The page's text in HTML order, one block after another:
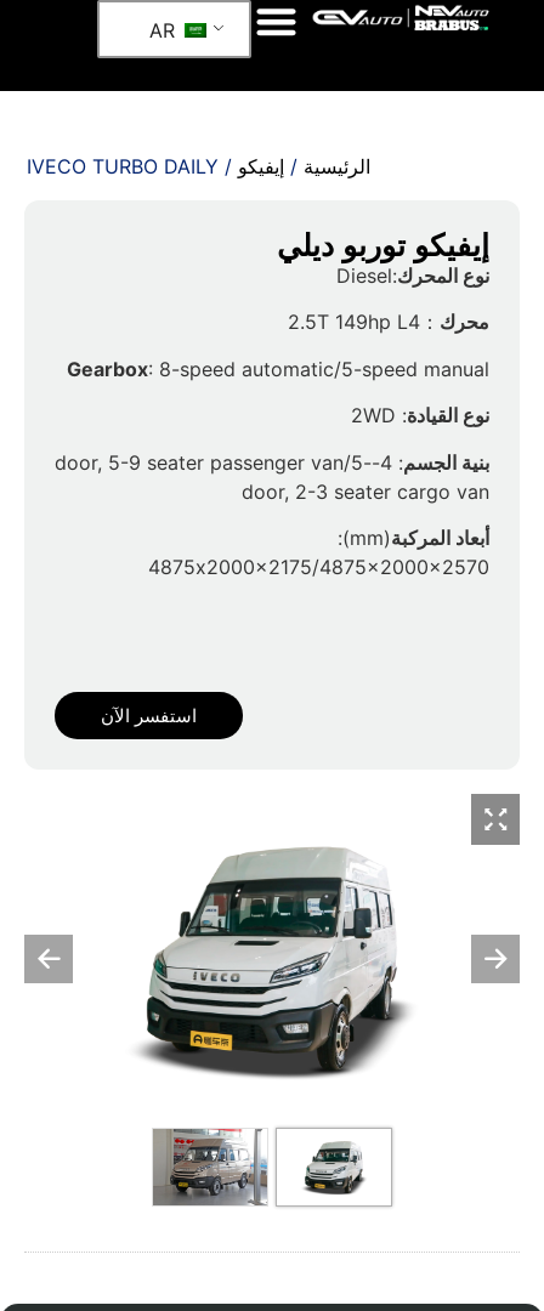
الرئيسية / إيفيكو / IVECO TURBO DAILY
إيفيكو توربو ديلي
نوع المحرك:Diesel
محرك ：2.5T 149hp L4
Gearbox: 8-speed automatic/5-speed manual
نوع القيادة: 2WD
بنية الجسم
: 4-door, 5-9 seater passenger van/5-
door, 2-3 seater cargo van
أبعاد المركبة
(mm):
4875x2000x2175/4875x2000x2570
استفسر الآن